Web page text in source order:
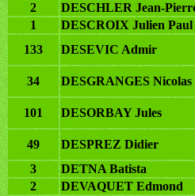
2
DESCHLER Jean-
1
DESCROIX Julien Paul
133
DESEVIC Admir
34 DESGRANGES Nicolas
101 DESORBAY Jules
49 DESPREZ Didier
3
DETNA Batista
2
DEVAQUET Edmond